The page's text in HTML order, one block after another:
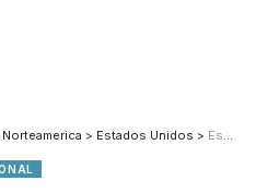
Norteamerica > Estados Unidos > Estados Unidos comienza a reunir a familias migrantes separadas por Trump